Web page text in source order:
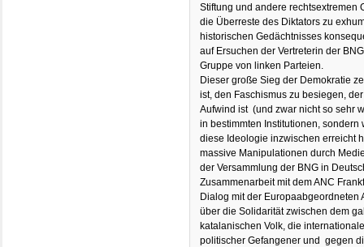
Stiftung und andere rechtsextremen
die Überreste des Diktators zu
historischen Gedächtnisses
auf Ersuchen der Vertreterin der
Gruppe von linken Parteien.
Dieser große Sieg der Demokratie
ist, den Faschismus zu besiegen,
Aufwind ist (und zwar nicht so sehr
in bestimmten Institutionen,
diese Ideologie inzwischen erreicht
massive Manipulationen durch
der Versammlung der BNG in
Zusammenarbeit mit dem ANC
Dialog mit der Europaabgeordneten
über die Solidarität zwischen dem
katalanischen Volk, die
politischer Gefangener und gegen